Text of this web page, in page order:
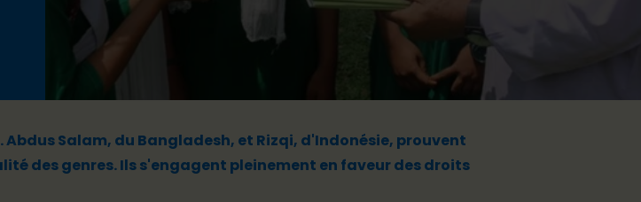
Salam, du Bangladesh, et Rizqi, d'Indonésie, prouvent
des genres. Ils s'engagent pleinement en faveur des droits